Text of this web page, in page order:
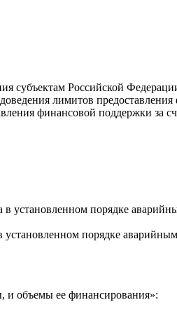
субъектам Российской
лимитов
финансовой поддержки за
в установленном порядке
установленном порядке
и объемы ее финансирования»: